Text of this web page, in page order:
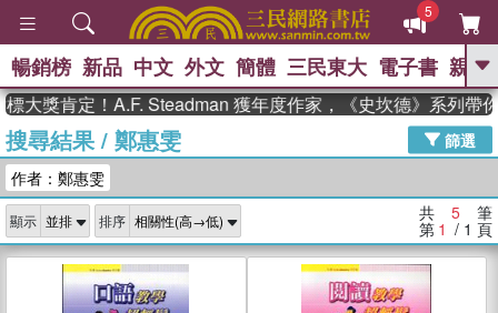
5
GO
The Odyssey 、
父親節 、 如果歷史是一群喵 、 暑期
念華 、 台灣的李登輝時代 、 數學女
孩：黎曼猜想
偉大的迷走神經
暢銷榜 新品 中文 外文 簡體 三民東大 電子書 親子
大獎肯定！A.F. Steadman 獲年度作家，《史坎德》系列帶你
搜尋結果/ 鄭惠雯
篩選
作者：鄭惠雯
顯示 排序 共 5 筆
第 1 / 1 頁